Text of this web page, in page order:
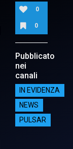
0
0
Pubblicato
nei
canali
IN EVIDENZA
NEWS
PULSAR